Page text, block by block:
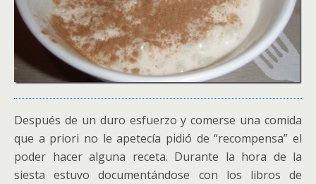
Después de un duro esfuerzo y comerse una comida
que a priori no le apetecía pidió de “recompensa” el
poder hacer alguna receta. Durante la hora de la
siesta estuvo documentándose con los libros de